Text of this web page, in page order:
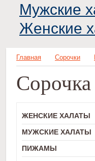
Мужские
Женские
Главная Сорочки
ЖЕНСКИЕ ХАЛАТЫ
МУЖСКИЕ ХАЛАТЫ
ПИЖАМЫ